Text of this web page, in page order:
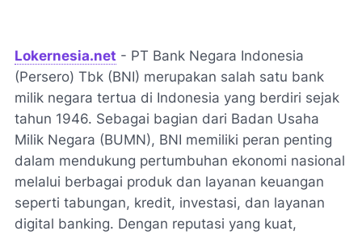
Lokernesia.net - PT Bank Negara Indonesia
(Persero) Tbk (BNI) merupakan salah satu bank
milik negara tertua di Indonesia yang berdiri sejak
tahun 1946. Sebagai bagian dari Badan Usaha
Milik Negara (BUMN), BNI memiliki peran penting
dalam mendukung pertumbuhan ekonomi nasional
melalui berbagai produk dan layanan keuangan
seperti tabungan, kredit, investasi, dan layanan
digital banking. Dengan reputasi yang kuat,